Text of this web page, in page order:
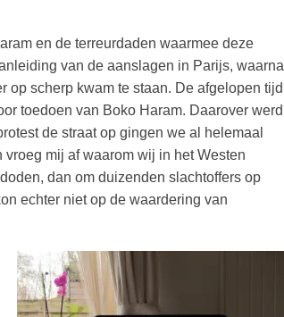
en de terreurdaden waarmee deze
van de aanslagen in Parijs, waarna
op scherp kwam te staan. De afgelopen tijd
toedoen van Boko Haram. Daarover werd
de straat op gingen we al helemaal
mij af waarom wij in het Westen
dan om duizenden slachtoffers op
echter niet op de waardering van